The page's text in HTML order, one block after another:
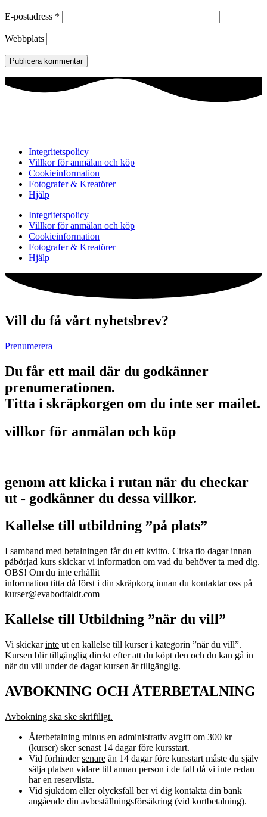
E-postadress *
Webbplats
Integritetspolicy
Villkor för anmälan och köp
Cookieinformation
Fotografer & Kreatörer
Hjälp
Integritetspolicy
Villkor för anmälan och köp
Cookieinformation
Fotografer & Kreatörer
Hjälp
Vill du få vårt nyhetsbrev?
Prenumerera
Du får ett mail där du godkänner
prenumerationen.
Titta i skräpkorgen om du inte ser mailet.
villkor för anmälan och köp
genom att klicka i rutan när du checkar
ut - godkänner du dessa villkor.
Kallelse till utbildning ”på plats”
I samband med betalningen får du ett kvitto. Cirka tio dagar innan
påbörjad kurs skickar vi information om vad du behöver ta med dig.
OBS! Om du inte erhållit
information titta då först i din skräpkorg innan du kontaktar oss på
kurser@evabodfaldt.com
Kallelse till Utbildning ”när du vill”
Vi skickarinte ut en kallelse till kurser i kategorin ”när du vill”.
Kursen blir tillgänglig direkt efter att du köpt den och du kan gå in
när du vill under de dagar kursen är tillgänglig.
AVBOKNING OCH ÅTERBETALNING
Avbokning ska ske skriftligt.
Återbetalning minus en administrativ avgift om 300 kr
(kurser) sker senast 14 dagar före kursstart.
Vid förhindersenare än 14 dagar före kursstart måste du själv
sälja platsen vidare till annan person i de fall då vi inte redan
har en reservlista.
Vid sjukdom eller olycksfall ber vi dig kontakta din bank
angående din avbeställningsförsäkring (vid kortbetalning).